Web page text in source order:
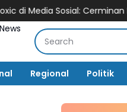
Sosial: Cerminan Krisis
Regional Politik